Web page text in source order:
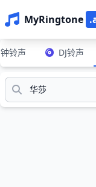
MyRingtone
铃声 DJ铃声